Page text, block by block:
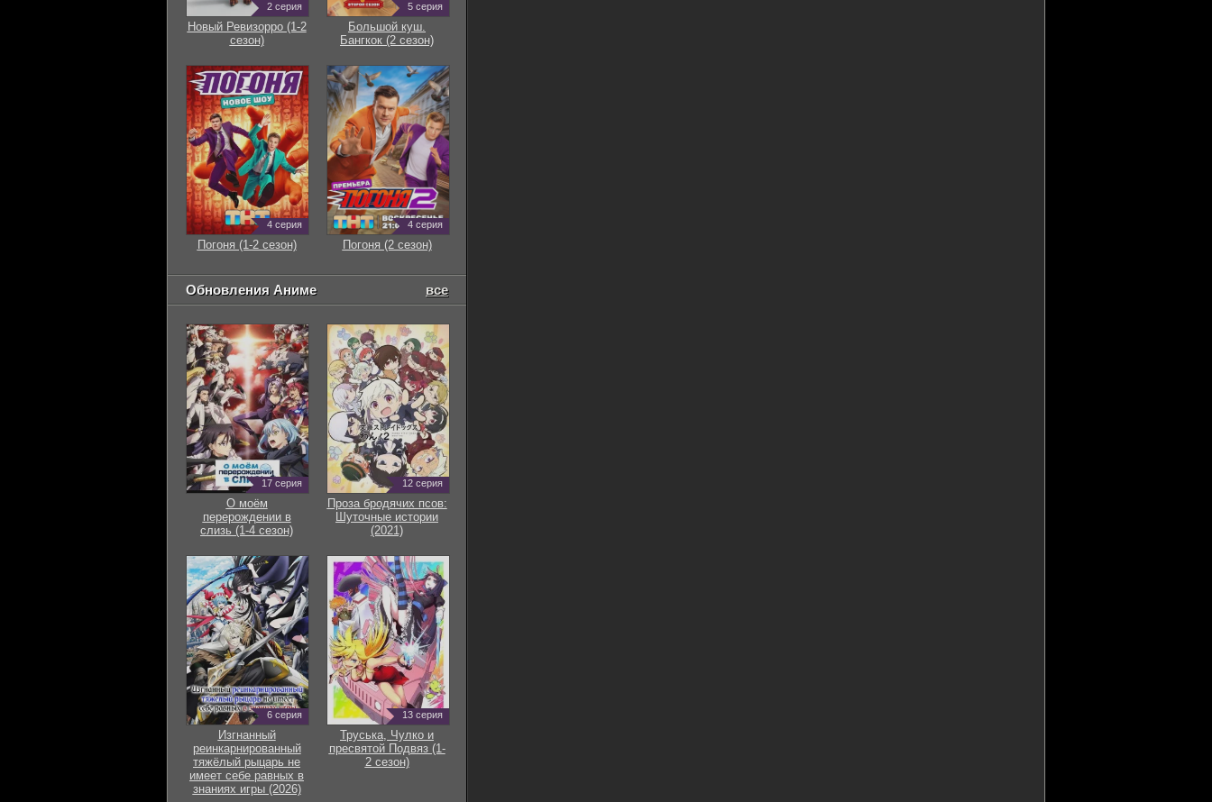
2 серия
Новый Ревизорро (1-2
сезон)
5 серия
Большой куш.
Бангкок (2 сезон)
4 серия
Погоня (1-2 сезон)
4 серия
Погоня (2 сезон)
Обновления Аниме все
17 серия
О моём
перерождении в
слизь (1-4 сезон)
12 серия
Проза бродячих псов:
Шуточные истории
(2021)
6 серия
Изгнанный
реинкарнированный
тяжёлый рыцарь не
имеет себе равных в
знаниях игры (2026)
13 серия
Труська, Чулко и
пресвятой Подвяз (1-
2 сезон)